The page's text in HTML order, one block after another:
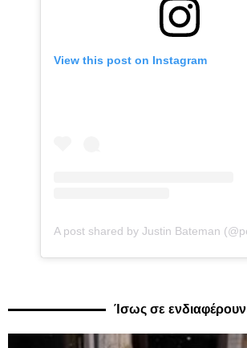
View this post on Instagram
Ίσως σε ενδιαφέρουν